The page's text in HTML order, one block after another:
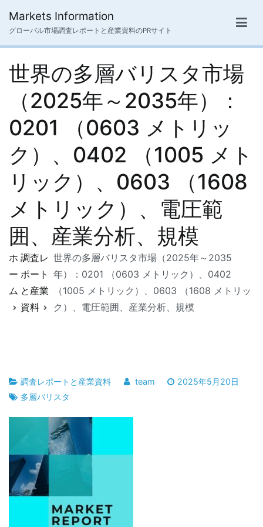
ス
Markets Information
グローバル市場調査レポートと産業資料のPRサイト
世界の多層バリスタ市場
（2025年～2035年）：
0201 （0603 メトリッ
ク）、0402 （1005 メト
リック）、0603 （1608
メトリック）、電圧範
囲、産業分析、規模
ホ
ー
ム
調査レ
ポート
と産業
資料
世界の多層バリスタ市場（2025年～2035
年）：0201 （0603 メトリック）、0402
（1005 メトリック）、0603 （1608 メトリッ
ク）、電圧範囲、産業分析、規模
調査レポートと産業資料 team
2025年5月20日
多層バリスタ